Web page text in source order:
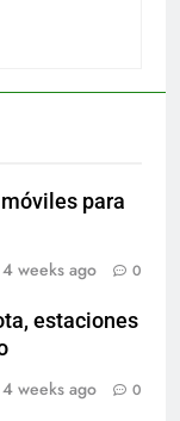
para
4 weeks ago 0
estaciones
4 weeks ago 0